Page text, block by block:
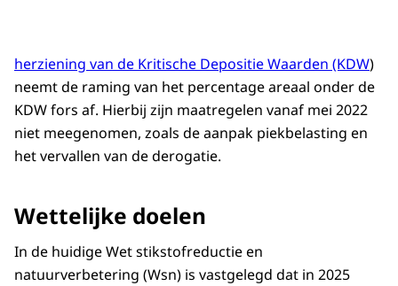
herziening van de Kritische Depositie Waarden (KDW)
neemt de raming van het percentage areaal onder de
KDW fors af. Hierbij zijn maatregelen vanaf mei 2022
niet meegenomen, zoals de aanpak piekbelasting en
het vervallen van de derogatie.
Wettelijke doelen
In de huidige Wet stikstofreductie en
natuurverbetering (Wsn) is vastgelegd dat in 2025